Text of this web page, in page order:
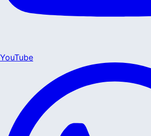
YouTube